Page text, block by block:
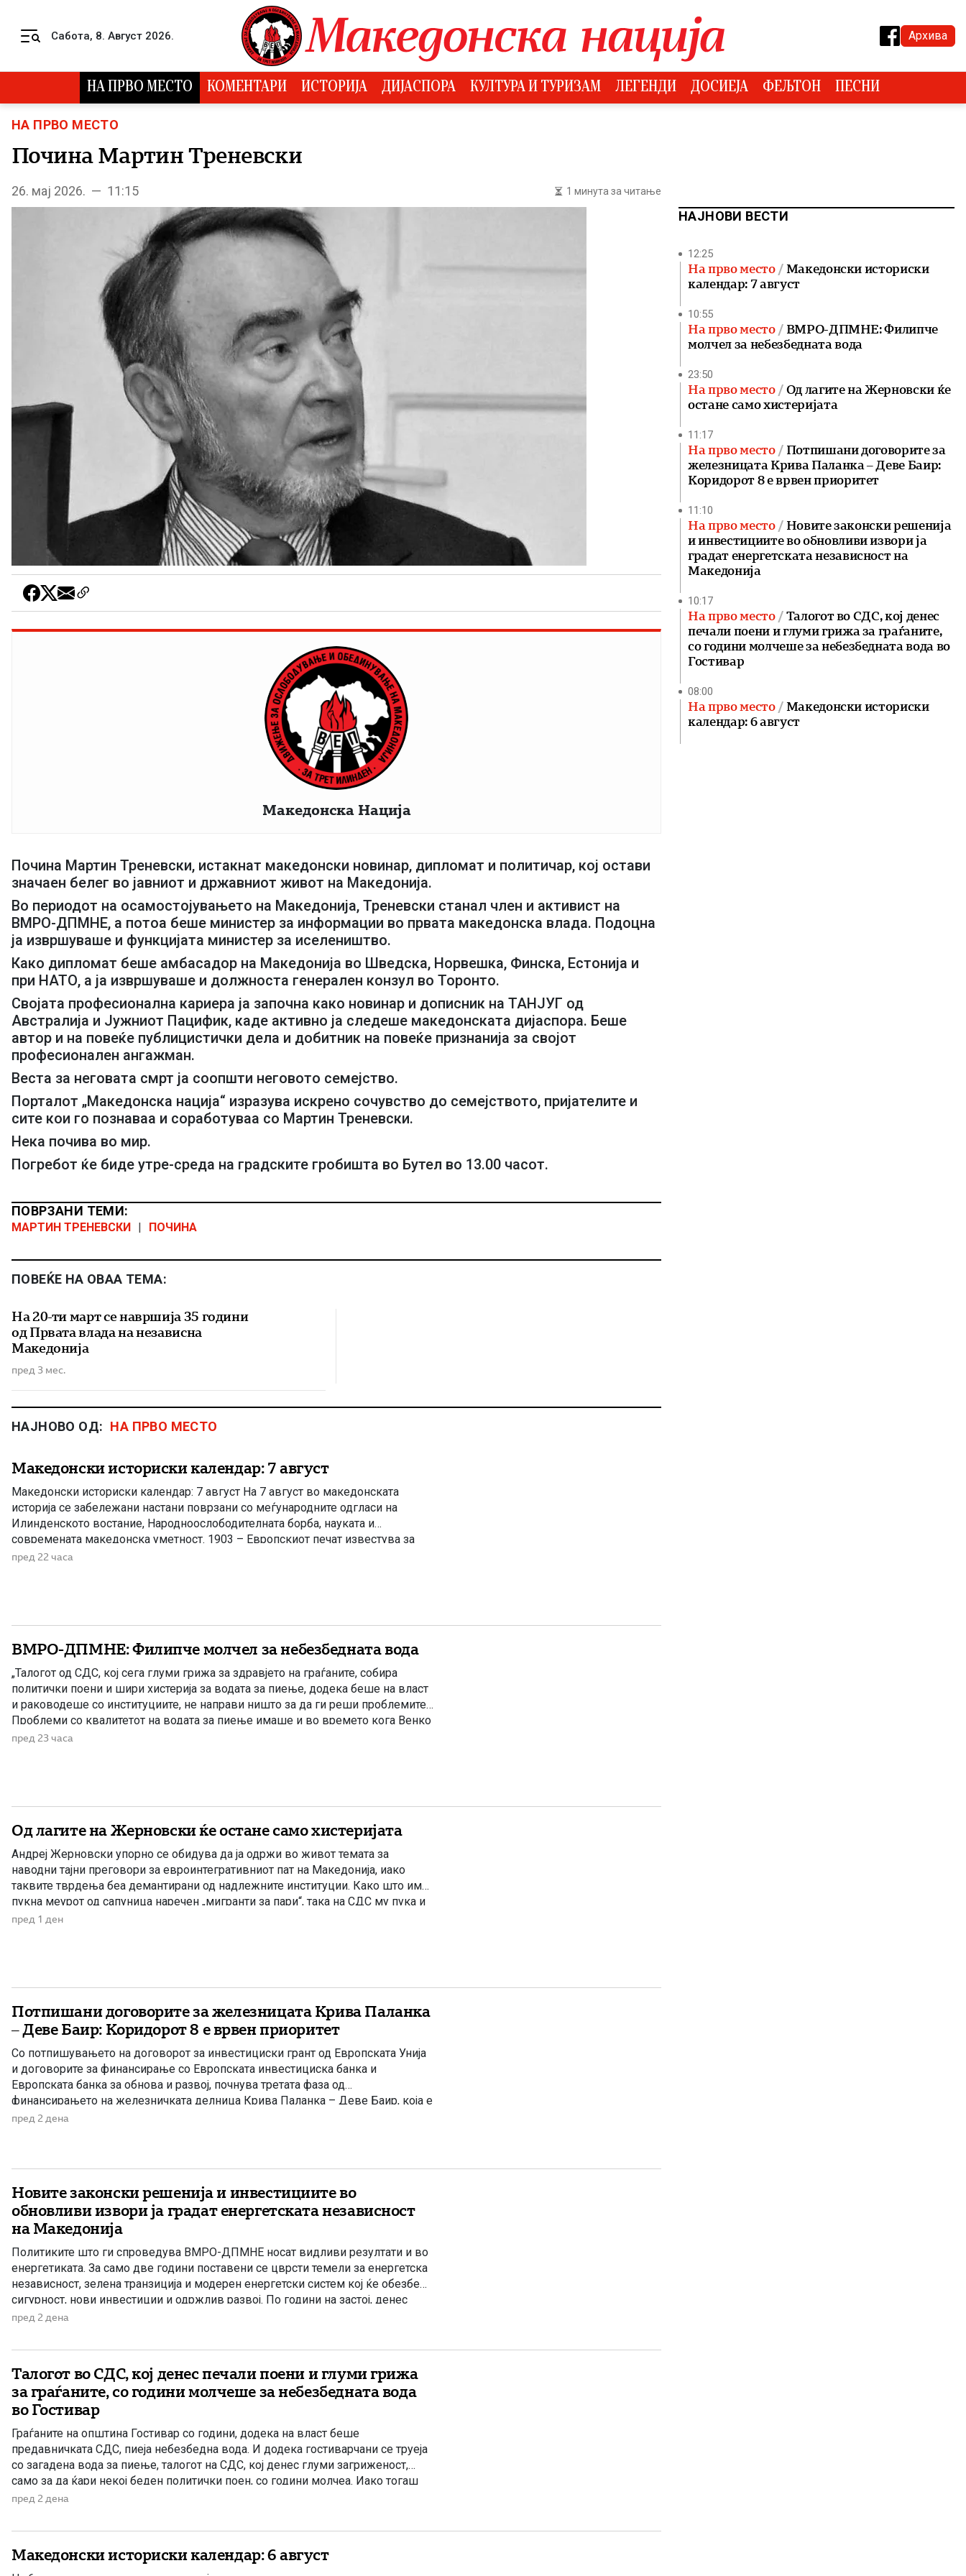
Сабота, 8. Август 2026. Архива
НА ПРВО МЕСТО КОМЕНТАРИ ИСТОРИЈА ДИЈАСПОРА КУЛТУРА И ТУРИЗАМ ЛЕГЕНДИ ДОСИЕЈА ФЕЉТОН ПЕСНИ
НА ПРВО МЕСТО
Почина Мартин Треневски
26. мај 2026. — 11:15 1 минута за читање
Македонска Нација
Почина Мартин Треневски, истакнат македонски новинар, дипломат и политичар, кој остави
значаен белег во јавниот и државниот живот на Македонија.
Во периодот на осамостојувањето на Македонија, Треневски станал член и активист на
ВМРО-ДПМНЕ, а потоа беше министер за информации во првата македонска влада. Подоцна
ја извршуваше и функцијата министер за иселеништво.
Како дипломат беше амбасадор на Македонија во Шведска, Норвешка, Финска, Естонија и
при НАТО, а ја извршуваше и должноста генерален конзул во Торонто.
Својата професионална кариера ја започна како новинар и дописник на ТАНЈУГ од
Австралија и Јужниот Пацифик, каде активно ја следеше македонската дијаспора. Беше
автор и на повеќе публицистички дела и добитник на повеќе признанија за својот
професионален ангажман.
Веста за неговата смрт ја соопшти неговото семејство.
Порталот „Македонска нација“ изразува искрено сочувство до семејството, пријателите и
сите кои го познаваа и соработуваа со Мартин Треневски.
Нека почива во мир.
Погребот ќе биде утре-среда на градските гробишта во Бутел во 13.00 часот.
ПОВРЗАНИ ТЕМИ:
МАРТИН ТРЕНЕВСКИ ПОЧИНА
ПОВЕЌЕ НА ОВАА ТЕМА:
На 20-ти март се навршија 35 години
од Првата влада на независна
Македонија
пред 3 мес.
НАЈНОВО ОД: НА ПРВО МЕСТО
Македонски историски календар: 7 август
Македонски историски календар: 7 август На 7 август во македонската
историја се забележани настани поврзани со меѓународните одгласи на
Илинденското востание, Народноослободителната борба, науката и
современата македонска уметност. 1903 – Европскиот печат известува за
Илинденското востание На 7 август 1903 година европската јавност ги
пред 22 часа
ВМРО-ДПМНЕ: Филипче молчел за небезбедната вода
„Талогот од СДС, кој сега глуми грижа за здравјето на граѓаните, собира
политички поени и шири хистерија за водата за пиење, додека беше на власт
и раководеше со институциите, не направи ништо за да ги реши проблемите.
Проблеми со квалитетот на водата за пиење имаше и во времето кога Венко
Филипче беше министер за здравство, […]
пред 23 часа
Од лагите на Жерновски ќе остане само хистеријата
Андреј Жерновски упорно се обидува да ја одржи во живот темата за
наводни тајни преговори за евроинтегративниот пат на Македонија, иако
таквите тврдења беа демантирани од надлежните институции. Како што им
пукна меурот од сапуница наречен „мигранти за пари“, така на СДС му пука и
најновата конструкција – дека власта тајно се подготвува да го […]
пред 1 ден
Потпишани договорите за железницата Крива Паланка
– Деве Баир: Коридорот 8 е врвен приоритет
Со потпишувањето на договорот за инвестициски грант од Европската Унија
и договорите за финансирање со Европската инвестициска банка и
Европската банка за обнова и развој, почнува третата фаза од
финансирањето на железничката делница Крива Паланка – Деве Баир, која е
дел од Коридорот 8. На потпишувањето во Владата присуствуваа премиерот
пред 2 дена
Новите законски решенија и инвестициите во
обновливи извори ја градат енергетската независност
на Македонија
Политиките што ги спроведува ВМРО-ДПМНЕ носат видливи резултати и во
енергетиката. За само две години поставени се цврсти темели за енергетска
независност, зелена транзиција и модерен енергетски систем кој ќе обезбеди
сигурност, нови инвестиции и одржлив развој. По години на застој, денес
Македонија има нов Закон за енергетика, усогласен со европските
пред 2 дена
Талогот во СДС, кој денес печали поени и глуми грижа
за граѓаните, со години молчеше за небезбедната вода
во Гостивар
Граѓаните на општина Гостивар со години, додека на власт беше
предавничката СДС, пиеја небезбедна вода. И додека гостиварчани се труеја
со загадена вода за пиење, талогот на СДС, кој денес глуми загриженост,
само за да ќари некој беден политички поен, со години молчеа. Иако тогаш
направените анализи, во повеќе наврати во гостиварскиот водовод, утврдија
пред 2 дена
Македонски историски календар: 6 август
НАЈНОВИ ВЕСТИ
12:25
На прво место
Македонски историски
календар: 7 август
10:55
На прво место
ВМРО-ДПМНЕ: Филипче
молчел за небезбедната вода
23:50
На прво место
Од лагите на Жерновски ќе
остане само хистеријата
11:17
На прво место
Потпишани договорите за
железницата Крива Паланка – Деве Баир:
Коридорот 8 е врвен приоритет
11:10
На прво место
Новите законски решенија
и инвестициите во обновливи извори ја
градат енергетската независност на
Македонија
10:17
На прво место
Талогот во СДС, кој денес
печали поени и глуми грижа за граѓаните,
со години молчеше за небезбедната вода во
Гостивар
08:00
На прво место
Македонски историски
календар: 6 август